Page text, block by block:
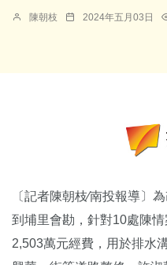
陳朝枝 2024年五月03日
〔記者陳朝枝∕南投報導〕
到埔里會勘，針對10處陳
2,503萬元經費，用於排水